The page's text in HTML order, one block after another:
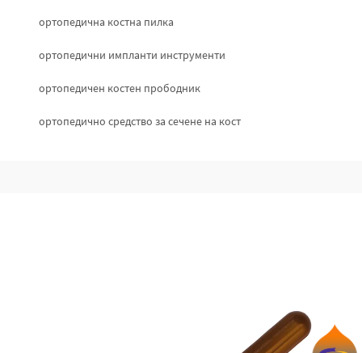
ортопедична костна пилка
ортопедични импланти инструменти
ортопедичен костен прободник
ортопедично средство за сечене на кост